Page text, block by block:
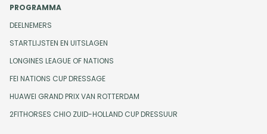
PROGRAMMA
DEELNEMERS
STARTLIJSTEN EN UITSLAGEN
LONGINES LEAGUE OF NATIONS
FEI NATIONS CUP DRESSAGE
HUAWEI GRAND PRIX VAN ROTTERDAM
2FITHORSES CHIO ZUID-HOLLAND CUP DRESSUUR